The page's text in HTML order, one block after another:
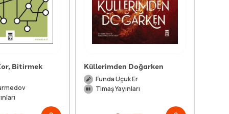
Bitirmek
Küllerimden Doğarken
Funda Uçuk Er
Timaş Yayınları